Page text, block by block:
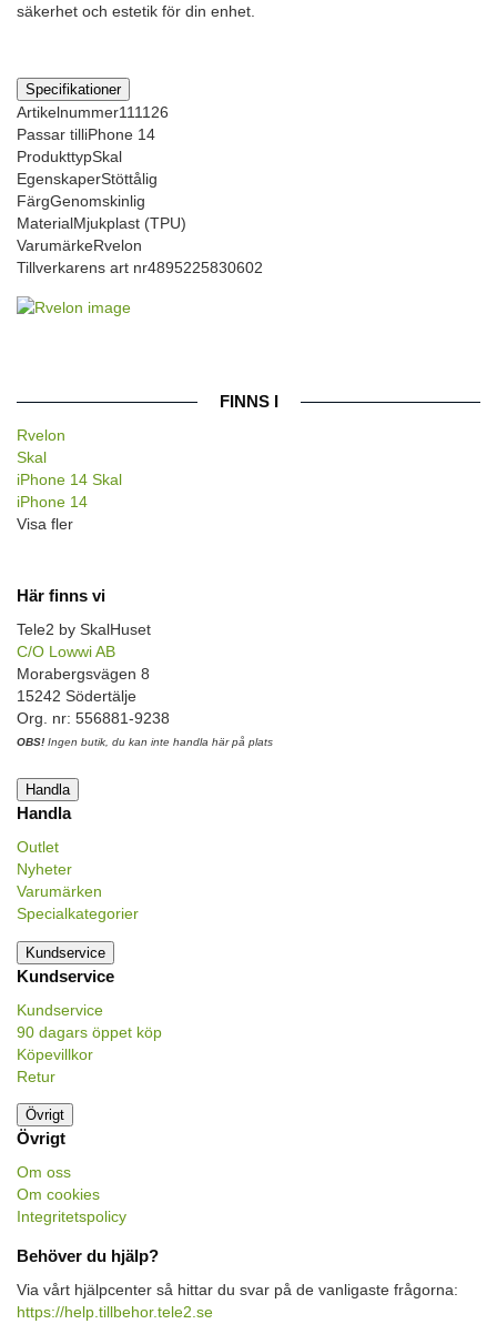
säkerhet och estetik för din enhet.
Specifikationer
Artikelnummer111126
Passar tilliPhone 14
ProdukttypSkal
EgenskaperStöttålig
FärgGenomskinlig
MaterialMjukplast (TPU)
VarumärkeRvelon
Tillverkarens art nr4895225830602
FINNS I
Rvelon
Skal
iPhone 14 Skal
iPhone 14
Visa fler
Här finns vi
Tele2 by SkalHuset
C/O Lowwi AB
Morabergsvägen 8
15242 Södertälje
Org. nr: 556881-9238
OBS! Ingen butik, du kan inte handla här på plats
Handla
Handla
Outlet
Nyheter
Varumärken
Specialkategorier
Kundservice
Kundservice
Kundservice
90 dagars öppet köp
Köpevillkor
Retur
Övrigt
Övrigt
Om oss
Om cookies
Integritetspolicy
Behöver du hjälp?
Via vårt hjälpcenter så hittar du svar på de vanligaste frågorna:
https://help.tillbehor.tele2.se